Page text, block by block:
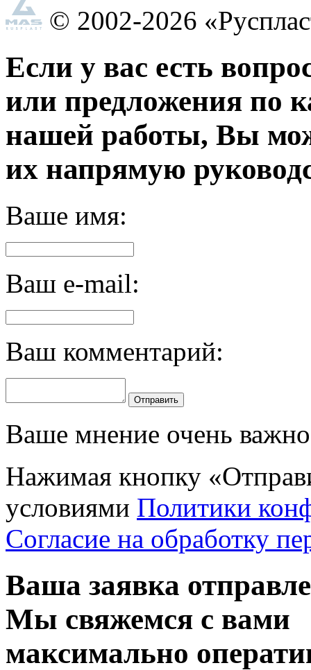
© 2002-2026
Если у вас есть
или предложения по
нашей работы, Вы
их напрямую
Ваше имя:
Ваш e-mail:
Ваш комментарий:
Отправить
Ваше мнение очень
Нажимая кнопку
условиями Политики
Согласие на обработку
Ваша заявка
Мы свяжемся с вами
максимально